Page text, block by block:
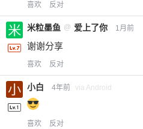
喜欢 反对
米粒墨鱼 @ 爱上了你 1月前
谢谢分享
喜欢 反对
小白 4年前 via Android
喜欢 反对